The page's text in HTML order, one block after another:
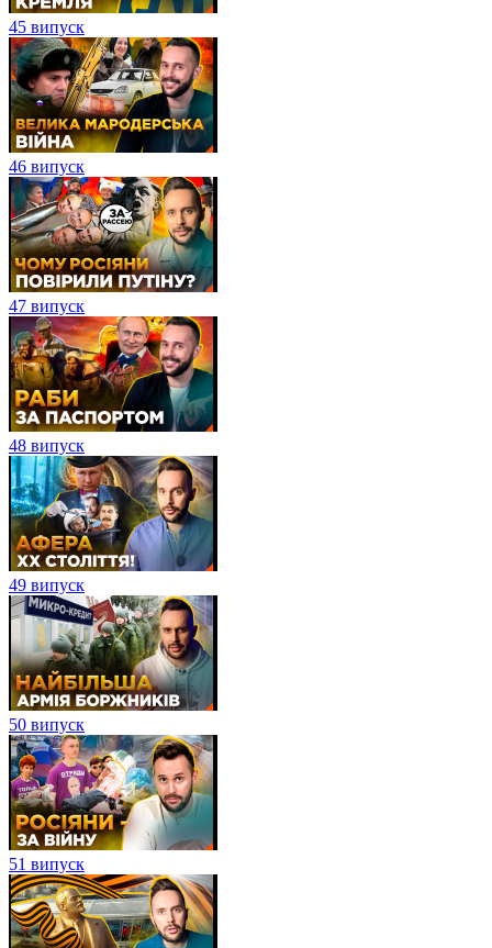
45 випуск
46 випуск
47 випуск
48 випуск
49 випуск
50 випуск
51 випуск